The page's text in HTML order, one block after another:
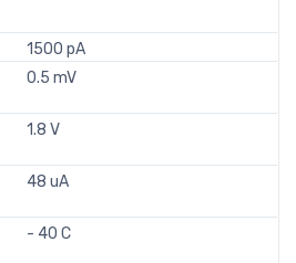
1500 pA
0.5 mV
1.8 V
48 uA
- 40 C